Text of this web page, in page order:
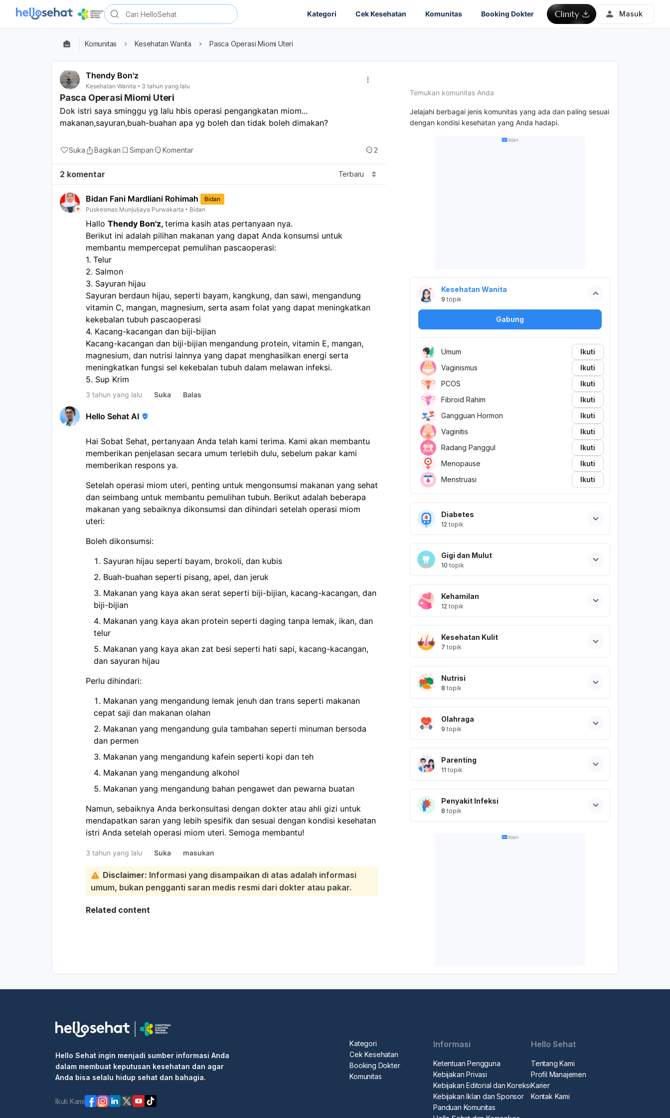
Kategori Cek Kesehatan Komunitas Booking Dokter Masuk
Komunitas Kesehatan Wanita Pasca Operasi Miomi Uteri
Thendy Bon'z
Kesehatan Wanita 3 tahun yang lalu
Pasca Operasi Miomi Uteri
Dok istri saya sminggu yg lalu hbis operasi pengangkatan miom...
makanan,sayuran,buah-buahan apa yg boleh dan tidak boleh dimakan?
Suka Bagikan Simpan Komentar 2
2 komentar Terbaru
Bidan Fani Mardliani Rohimah
Bidan
Puskesmas Munjuljaya Purwakarta
Bidan
Hallo Thendy Bon'z, terima kasih atas pertanyaan nya.
Berikut ini adalah pilihan makanan yang dapat Anda konsumsi untuk
membantu mempercepat pemulihan pascaoperasi:
1. Telur
2. Salmon
3. Sayuran hijau
Sayuran berdaun hijau, seperti bayam, kangkung, dan sawi, mengandung
vitamin C, mangan, magnesium, serta asam folat yang dapat meningkatkan
kekebalan tubuh pascaoperasi
4. Kacang-kacangan dan biji-bijian
Kacang-kacangan dan biji-bijian mengandung protein, vitamin E, mangan,
magnesium, dan nutrisi lainnya yang dapat menghasilkan energi serta
meningkatkan fungsi sel kekebalan tubuh dalam melawan infeksi.
5. Sup Krim
3 tahun yang lalu Suka Balas
Hello Sehat AI
Hai Sobat Sehat, pertanyaan Anda telah kami terima. Kami akan membantu
memberikan penjelasan secara umum terlebih dulu, sebelum pakar kami
memberikan respons ya.
Setelah operasi miom uteri, penting untuk mengonsumsi makanan yang sehat
dan seimbang untuk membantu pemulihan tubuh. Berikut adalah beberapa
makanan yang sebaiknya dikonsumsi dan dihindari setelah operasi miom
uteri:
Boleh dikonsumsi:
Sayuran hijau seperti bayam, brokoli, dan kubis
Buah-buahan seperti pisang, apel, dan jeruk
Makanan yang kaya akan serat seperti biji-bijian, kacang-kacangan, dan
biji-bijian
Makanan yang kaya akan protein seperti daging tanpa lemak, ikan, dan
telur
Makanan yang kaya akan zat besi seperti hati sapi, kacang-kacangan,
dan sayuran hijau
Perlu dihindari:
Makanan yang mengandung lemak jenuh dan trans seperti makanan
cepat saji dan makanan olahan
Makanan yang mengandung gula tambahan seperti minuman bersoda
dan permen
Makanan yang mengandung kafein seperti kopi dan teh
Makanan yang mengandung alkohol
Makanan yang mengandung bahan pengawet dan pewarna buatan
Namun, sebaiknya Anda berkonsultasi dengan dokter atau ahli gizi untuk
mendapatkan saran yang lebih spesifik dan sesuai dengan kondisi kesehatan
istri Anda setelah operasi miom uteri. Semoga membantu!
3 tahun yang lalu Suka masukan
Disclaimer: Informasi yang disampaikan di atas adalah informasi
umum, bukan pengganti saran medis resmi dari dokter atau pakar.
Related content
Temukan komunitas Anda
Jelajahi berbagai jenis komunitas yang ada dan paling sesuai
dengan kondisi kesehatan yang Anda hadapi.
Iklan
Kesehatan Wanita
9 topik
Gabung
Umum
Ikuti
Vaginismus
Ikuti
PCOS
Ikuti
Fibroid Rahim
Ikuti
Gangguan Hormon
Ikuti
Vaginitis
Ikuti
Radang Panggul
Ikuti
Menopause
Ikuti
Menstruasi
Ikuti
Diabetes
12 topik
Gigi dan Mulut
10 topik
Kehamilan
12 topik
Kesehatan Kulit
7 topik
Nutrisi
8 topik
Olahraga
9 topik
Parenting
11 topik
Penyakit Infeksi
8 topik
Iklan
Hello Sehat ingin menjadi sumber informasi Anda
dalam membuat keputusan kesehatan dan agar
Anda bisa selalu hidup sehat dan bahagia.
Ikuti Kami
Kategori
Cek Kesehatan
Booking Dokter
Komunitas
Informasi
Ketentuan Pengguna
Kebijakan Privasi
Kebijakan Editorial dan Koreksi
Kebijakan Iklan dan Sponsor
Panduan Komunitas
Hello Sehat
Tentang Kami
Profil Manajemen
Karier
Kontak Kami